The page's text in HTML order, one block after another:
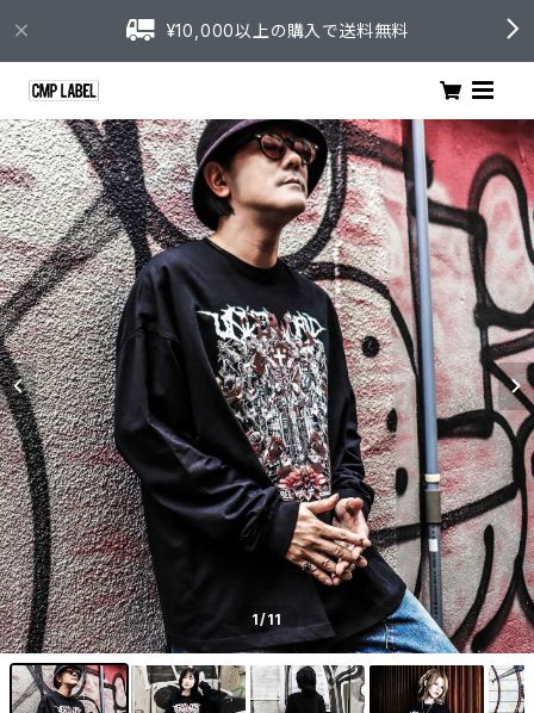
¥10,000以上の購入で送料無料
1/11